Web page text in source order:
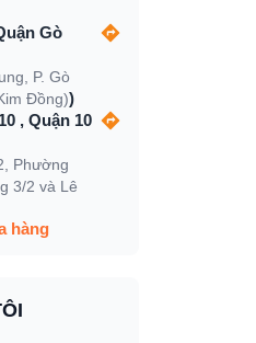
Gò
P. Gò
Đồng))
, Quận 10
Phường
3/2 và Lê
hàng